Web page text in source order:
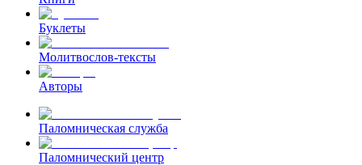
Буклеты
Молитвослов-тексты
Авторы
Паломническая служба
Паломнический центр